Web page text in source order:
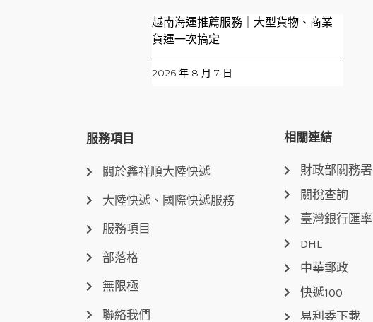
越南海運推薦服務｜大型貨物、商業
貨運一次搞定
2026 年 8 月 7 日
服務項目
關於鑫祥順大陸快遞
大陸快遞、國際快遞服務
服務項目
部落格
無限極
聯絡我們
相關連結
財政部關務署
關稅查詢
臺灣銀行匯率
DHL
中華郵政
快遞100
易利委下載